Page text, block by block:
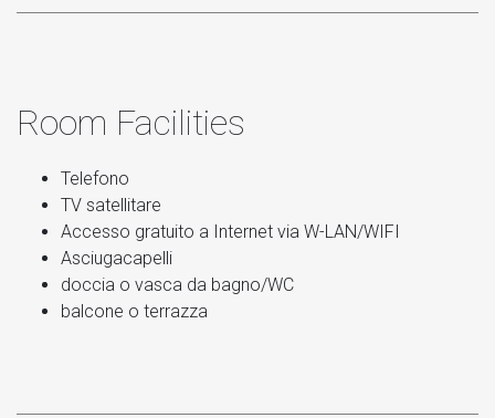
Room Facilities
Telefono
TV satellitare
Accesso gratuito a Internet via W-LAN/WIFI
Asciugacapelli
doccia o vasca da bagno/WC
balcone o terrazza